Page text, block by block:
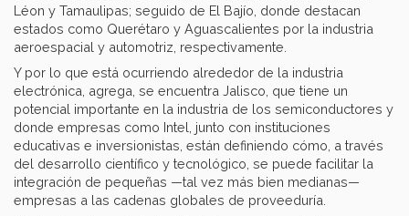
Léon y Tamaulipas; seguido de El Bajío, donde destacan
estados como Querétaro y Aguascalientes por la industria
aeroespacial y automotriz, respectivamente.
Y por lo que está ocurriendo alrededor de la industria
electrónica, agrega, se encuentra Jalisco, que tiene un
potencial importante en la industria de los semiconductores y
donde empresas como Intel, junto con instituciones
educativas e inversionistas, están definiendo cómo, a través
del desarrollo científico y tecnológico, se puede facilitar la
integración de pequeñas —tal vez más bien medianas—
empresas a las cadenas globales de proveeduría.